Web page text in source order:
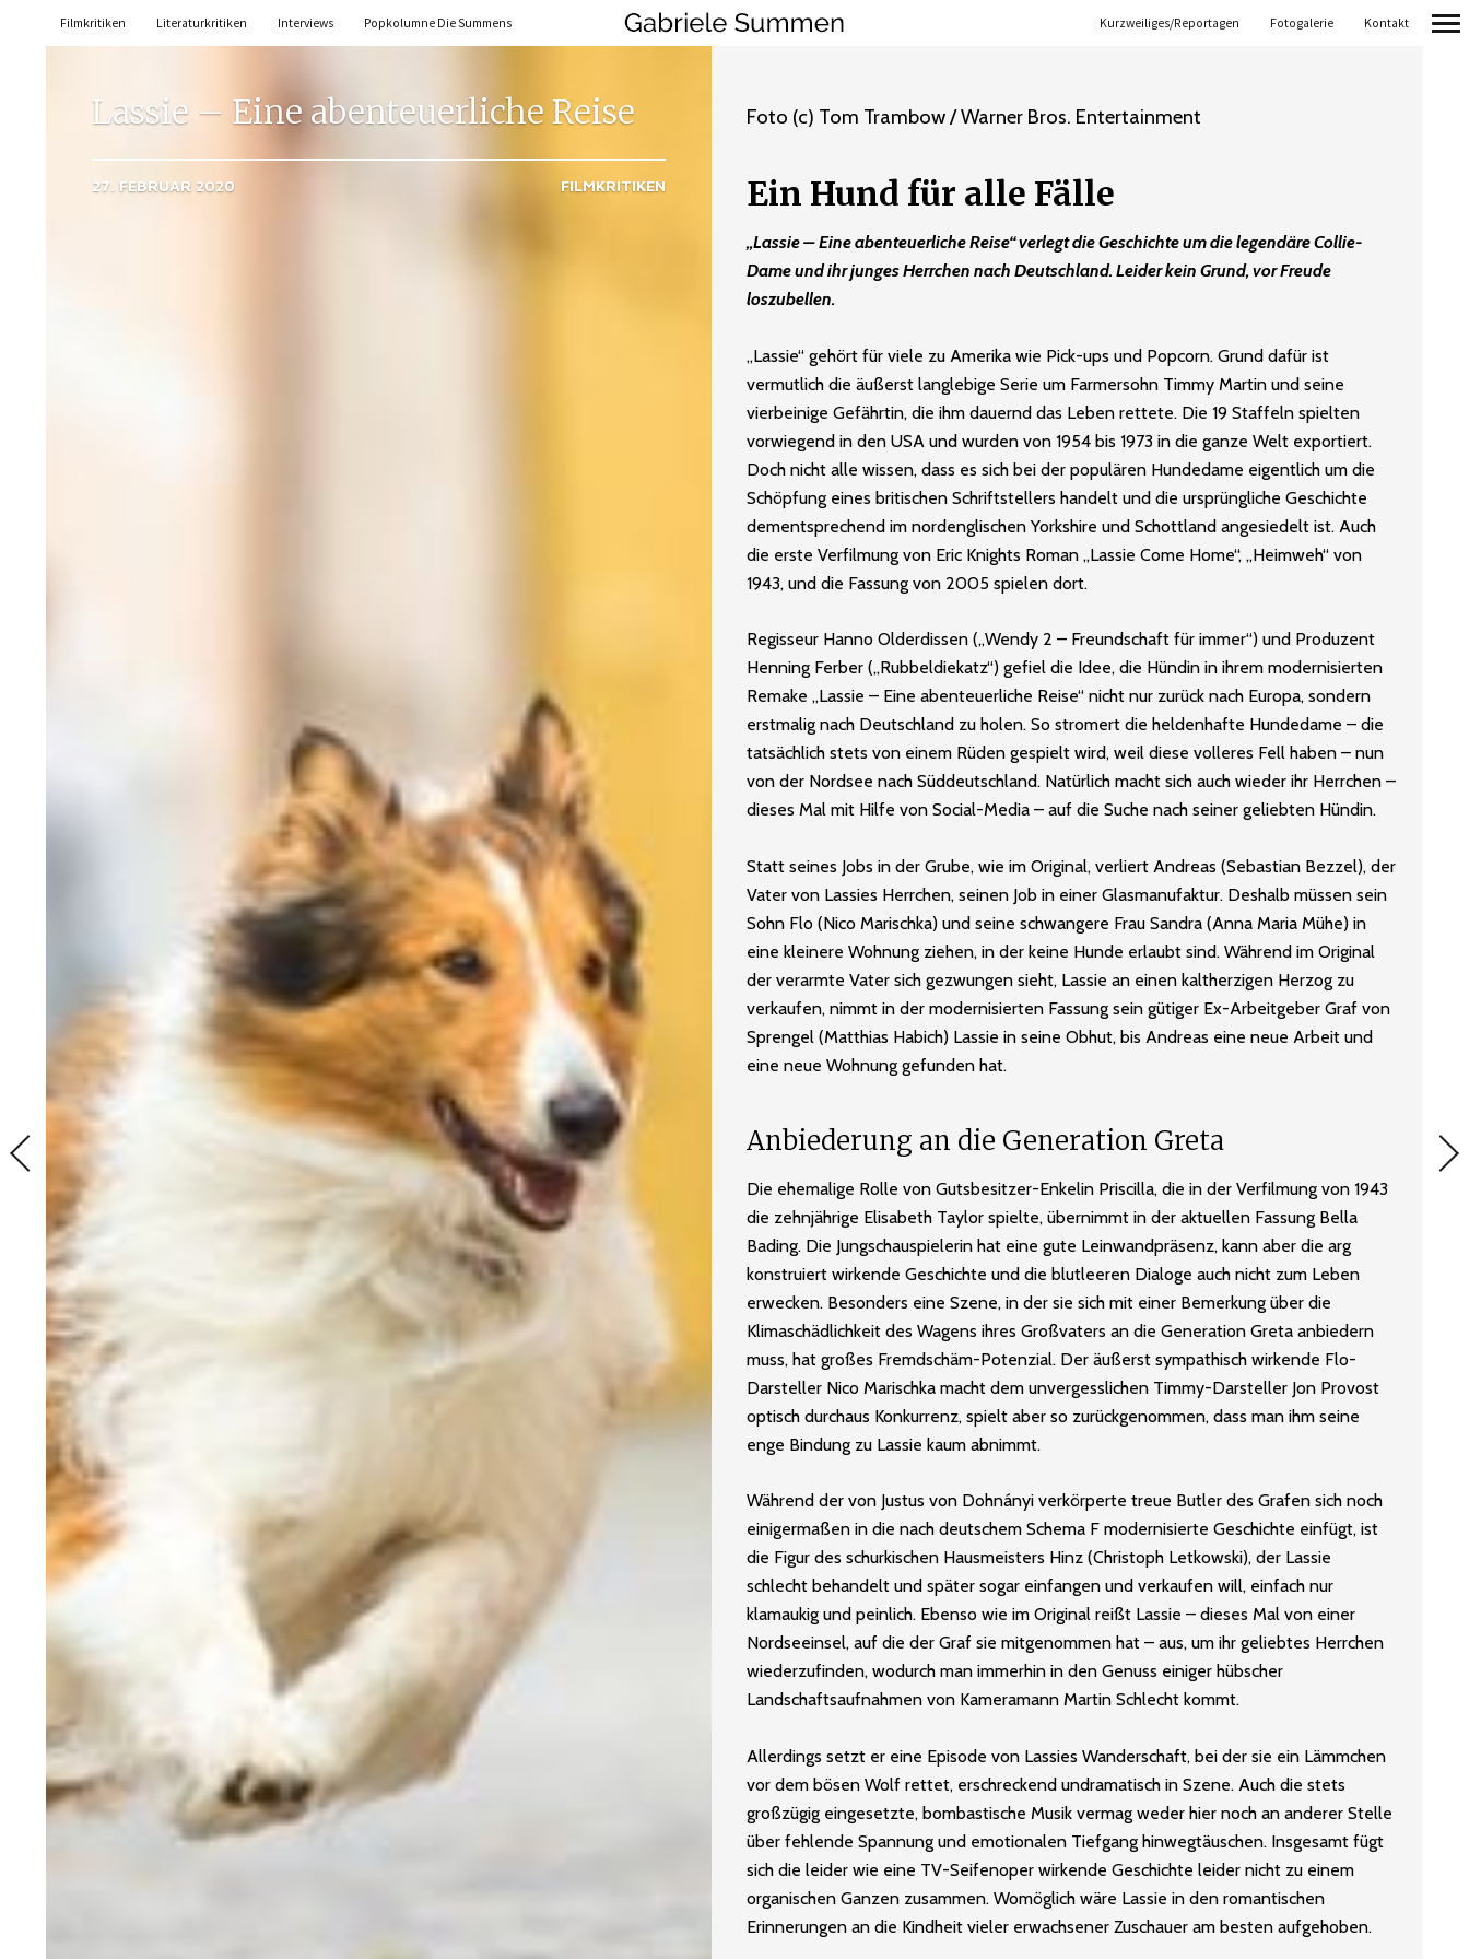
Navigation
Filmkritiken Literaturkritiken Interviews Popkolumne Die Summens Kurzweiliges/Reportagen Fotogalerie Kontakt
Lassie – Eine abenteuerliche Reise
27. FEBRUAR 2020 FILMKRITIKEN
Foto (c) Tom Trambow / Warner Bros. Entertainment
Ein Hund für alle Fälle
„Lassie – Eine abenteuerliche Reise“ verlegt die Geschichte um die legendäre Collie-
Dame und ihr junges Herrchen nach Deutschland. Leider kein Grund, vor Freude
loszubellen.
„Lassie“ gehört für viele zu Amerika wie Pick-ups und Popcorn. Grund dafür ist
vermutlich die äußerst langlebige Serie um Farmersohn Timmy Martin und seine
vierbeinige Gefährtin, die ihm dauernd das Leben rettete. Die 19 Staffeln spielten
vorwiegend in den USA und wurden von 1954 bis 1973 in die ganze Welt exportiert.
Doch nicht alle wissen, dass es sich bei der populären Hundedame eigentlich um die
Schöpfung eines britischen Schriftstellers handelt und die ursprüngliche Geschichte
dementsprechend im nordenglischen Yorkshire und Schottland angesiedelt ist. Auch
die erste Verfilmung von Eric Knights Roman „Lassie Come Home“, „Heimweh“ von
1943, und die Fassung von 2005 spielen dort.
Regisseur Hanno Olderdissen („Wendy 2 – Freundschaft für immer“) und Produzent
Henning Ferber („Rubbeldiekatz“) gefiel die Idee, die Hündin in ihrem modernisierten
Remake „Lassie – Eine abenteuerliche Reise“ nicht nur zurück nach Europa, sondern
erstmalig nach Deutschland zu holen. So stromert die heldenhafte Hundedame – die
tatsächlich stets von einem Rüden gespielt wird, weil diese volleres Fell haben – nun
von der Nordsee nach Süddeutschland. Natürlich macht sich auch wieder ihr Herrchen –
dieses Mal mit Hilfe von Social-Media – auf die Suche nach seiner geliebten Hündin.
Statt seines Jobs in der Grube, wie im Original, verliert Andreas (Sebastian Bezzel), der
Vater von Lassies Herrchen, seinen Job in einer Glasmanufaktur. Deshalb müssen sein
Sohn Flo (Nico Marischka) und seine schwangere Frau Sandra (Anna Maria Mühe) in
eine kleinere Wohnung ziehen, in der keine Hunde erlaubt sind. Während im Original
der verarmte Vater sich gezwungen sieht, Lassie an einen kaltherzigen Herzog zu
verkaufen, nimmt in der modernisierten Fassung sein gütiger Ex-Arbeitgeber Graf von
Sprengel (Matthias Habich) Lassie in seine Obhut, bis Andreas eine neue Arbeit und
eine neue Wohnung gefunden hat.
Anbiederung an die Generation Greta
Die ehemalige Rolle von Gutsbesitzer-Enkelin Priscilla, die in der Verfilmung von 1943
die zehnjährige Elisabeth Taylor spielte, übernimmt in der aktuellen Fassung Bella
Bading. Die Jungschauspielerin hat eine gute Leinwandpräsenz, kann aber die arg
konstruiert wirkende Geschichte und die blutleeren Dialoge auch nicht zum Leben
erwecken. Besonders eine Szene, in der sie sich mit einer Bemerkung über die
Klimaschädlichkeit des Wagens ihres Großvaters an die Generation Greta anbiedern
muss, hat großes Fremdschäm-Potenzial. Der äußerst sympathisch wirkende Flo-
Darsteller Nico Marischka macht dem unvergesslichen Timmy-Darsteller Jon Provost
optisch durchaus Konkurrenz, spielt aber so zurückgenommen, dass man ihm seine
enge Bindung zu Lassie kaum abnimmt.
Während der von Justus von Dohnányi verkörperte treue Butler des Grafen sich noch
einigermaßen in die nach deutschem Schema F modernisierte Geschichte einfügt, ist
die Figur des schurkischen Hausmeisters Hinz (Christoph Letkowski), der Lassie
schlecht behandelt und später sogar einfangen und verkaufen will, einfach nur
klamaukig und peinlich. Ebenso wie im Original reißt Lassie – dieses Mal von einer
Nordseeinsel, auf die der Graf sie mitgenommen hat – aus, um ihr geliebtes Herrchen
wiederzufinden, wodurch man immerhin in den Genuss einiger hübscher
Landschaftsaufnahmen von Kameramann Martin Schlecht kommt.
Allerdings setzt er eine Episode von Lassies Wanderschaft, bei der sie ein Lämmchen
vor dem bösen Wolf rettet, erschreckend undramatisch in Szene. Auch die stets
großzügig eingesetzte, bombastische Musik vermag weder hier noch an anderer Stelle
über fehlende Spannung und emotionalen Tiefgang hinwegtäuschen. Insgesamt fügt
sich die leider wie eine TV-Seifenoper wirkende Geschichte leider nicht zu einem
organischen Ganzen zusammen. Womöglich wäre Lassie in den romantischen
Erinnerungen an die Kindheit vieler erwachsener Zuschauer am besten aufgehoben.